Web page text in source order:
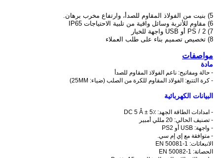
5) بنيت من الفولاذ المقاوم للصدأ، وارتفاع مخرب برهان.
6) مقاوم للأتربة وسائل واقية من تلبية الاحتياجات IP65
7) PS / 2 أو USB واجهة للخيار
8) تخصيص تصميم بناء على طلب العملاء
مواصفات
مادة
- حالة ومفاتيح: ناعم الفولاذ المقاوم للصدأ
- كرة التتبع: الفولاذ المقاوم للكرة من الصلب (ضياء: 25MM)
البيانات الكهربائية
- امدادات الطاقة الجهد: DC 5 Â ± 5٪
- تصنيف الحالي: 20 مللي أمبير
- واجهة: USB أو PS2
- متوافقة مع إي إم سي.
الانبعاثات: EN 50081-1
الحصانة: EN 50082-1